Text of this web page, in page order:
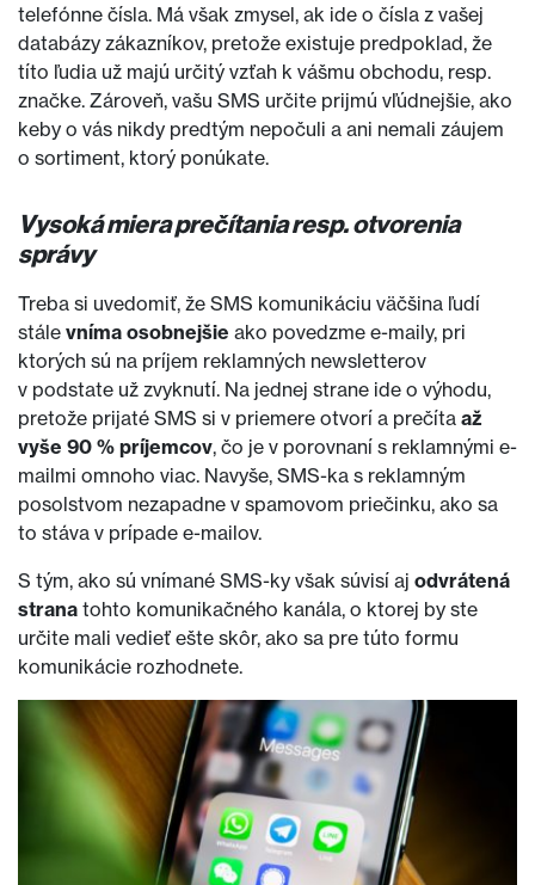
telefónne čísla. Má však zmysel, ak ide o čísla z vašej
databázy zákazníkov, pretože existuje predpoklad, že
títo ľudia už majú určitý vzťah k vášmu obchodu, resp.
značke. Zároveň, vašu SMS určite prijmú vľúdnejšie, ako
keby o vás nikdy predtým nepočuli a ani nemali záujem
o sortiment, ktorý ponúkate.
Vysoká miera prečítania resp. otvorenia
správy
Treba si uvedomiť, že SMS komunikáciu väčšina ľudí
stále vníma osobnejšie ako povedzme e-maily, pri
ktorých sú na príjem reklamných newsletterov
v podstate už zvyknutí. Na jednej strane ide o výhodu,
pretože prijaté SMS si v priemere otvorí a prečíta až
vyše 90 % príjemcov, čo je v porovnaní s reklamnými e-
mailmi omnoho viac. Navyše, SMS-ka s reklamným
posolstvom nezapadne v spamovom priečinku, ako sa
to stáva v prípade e-mailov.
S tým, ako sú vnímané SMS-ky však súvisí aj odvrátená
strana tohto komunikačného kanála, o ktorej by ste
určite mali vedieť ešte skôr, ako sa pre túto formu
komunikácie rozhodnete.